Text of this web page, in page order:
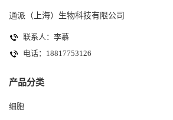
通派（上海）生物科技有限公司
联系人：李慕
电话：18817753126
产品分类
细胞